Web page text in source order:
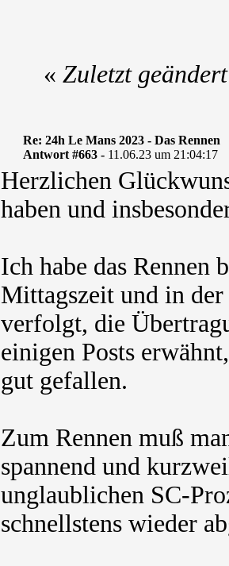
« Zuletzt
Re: 24h Le Mans 2023 - Das Rennen
Antwort #663 - 11.06.23 um 21:04:17
Herzlichen
haben und
Ich habe das Rennen
Mittagszeit und in
verfolgt, die
einigen Posts
gut gefallen.
Zum Rennen muß
spannend und
unglaublichen SC-
schnellstens wieder